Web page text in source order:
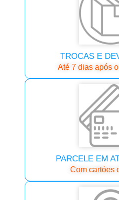
TROCAS E
Até 7 dias após
PARCELE EM
Com cartóes